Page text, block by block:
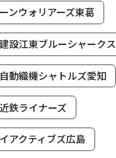
ンウォリアーズ東葛
設江東ブルーシャークス
動織機シャトルズ愛知
鉄ライナーズ
アクティブズ広島